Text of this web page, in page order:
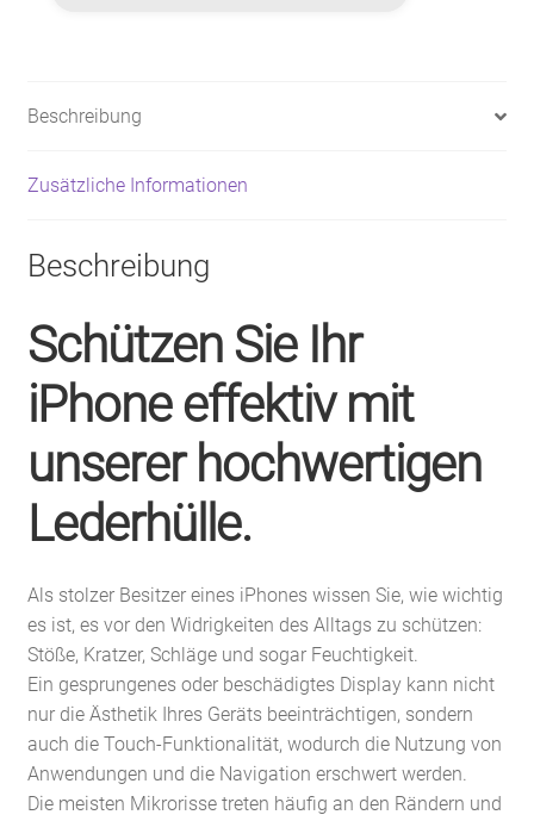
Beschreibung
Zusätzliche Informationen
Beschreibung
Schützen Sie Ihr
iPhone effektiv mit
unserer hochwertigen
Lederhülle.
Als stolzer Besitzer eines iPhones wissen Sie, wie wichtig
es ist, es vor den Widrigkeiten des Alltags zu schützen:
Stöße, Kratzer, Schläge und sogar Feuchtigkeit.
Ein gesprungenes oder beschädigtes Display kann nicht
nur die Ästhetik Ihres Geräts beeinträchtigen, sondern
auch die Touch-Funktionalität, wodurch die Nutzung von
Anwendungen und die Navigation erschwert werden.
Die meisten Mikrorisse treten häufig an den Rändern und